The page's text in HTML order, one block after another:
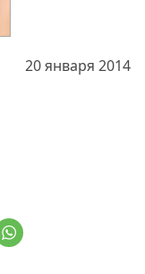
20 января 2014